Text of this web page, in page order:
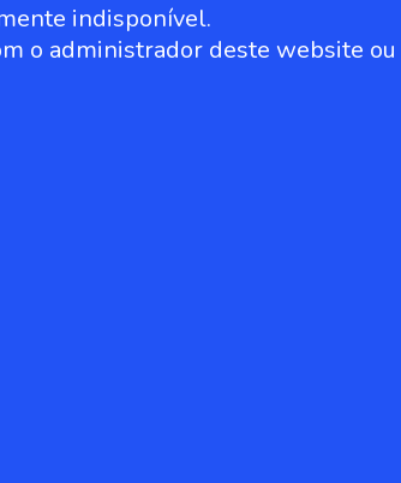
indisponível.
o administrador deste website